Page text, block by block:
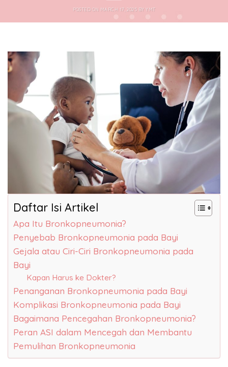
POSTED ON MARCH 17, 2025 BYYMT
Daftar Isi Artikel
Apa Itu Bronkopneumonia?
Penyebab Bronkopneumonia pada Bayi
Gejala atau Ciri-Ciri Bronkopneumonia pada
Bayi
Kapan Harus ke Dokter?
Penanganan Bronkopneumonia pada Bayi
Komplikasi Bronkopneumonia pada Bayi
Bagaimana Pencegahan Bronkopneumonia?
Peran ASI dalam Mencegah dan Membantu
Pemulihan Bronkopneumonia